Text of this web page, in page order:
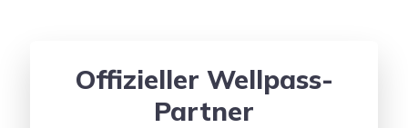
Offizieller Wellpass-
Partner